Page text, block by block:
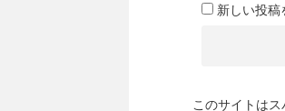
新しい投稿
このサイトは